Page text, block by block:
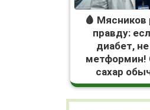
🩸 Мясников
правду:
диабет,
метформин!
сахар